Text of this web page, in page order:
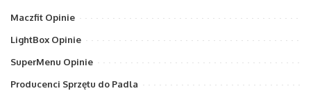
Maczfit Opinie
LightBox Opinie
SuperMenu Opinie
Producenci Sprzętu do Padla